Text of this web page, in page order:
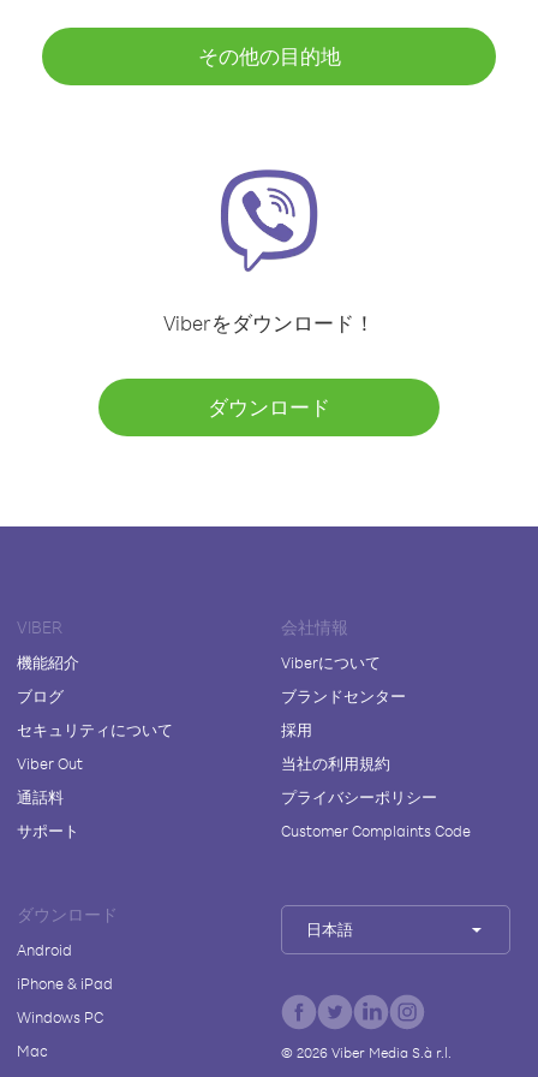
その他の目的地
Viberをダウンロード！
ダウンロード
VIBER
機能紹介
ブログ
セキュリティについて
Viber Out
通話料
サポート
会社情報
Viberについて
ブランドセンター
採用
当社の利用規約
プライバシーポリシー
Customer Complaints Code
ダウンロード
Android
iPhone & iPad
Windows PC
Mac
日本語
© 2026Viber Media S.à r.l.